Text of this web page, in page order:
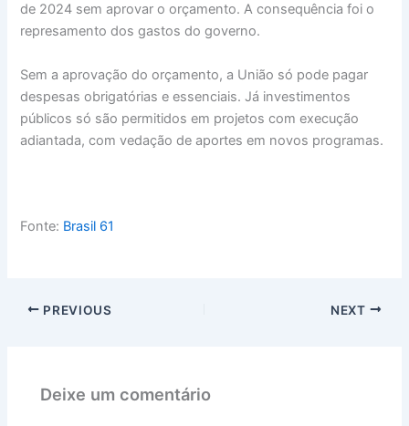
de 2024 sem aprovar o orçamento. A consequência foi o
represamento dos gastos do governo.
Sem a aprovação do orçamento, a União só pode pagar
despesas obrigatórias e essenciais. Já investimentos
públicos só são permitidos em projetos com execução
adiantada, com vedação de aportes em novos programas.
Fonte: Brasil 61
PREVIOUS NEXT
Deixe um comentário